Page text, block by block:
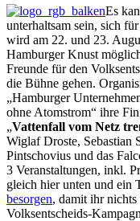
Es
unterhaltsam sein, sich
wird am 22. und 23.
Hamburger Knust
Freunde für den
die Bühne gehen.
„Hamburger
ohne Atomstrom“ ihre
„Vattenfall vom Netz
Wiglaf Droste, Sebastian
Pintschovius und das
3 Veranstaltungen, inkl.
gleich hier unten und ein
besorgen, damit ihr
Volksentscheids-